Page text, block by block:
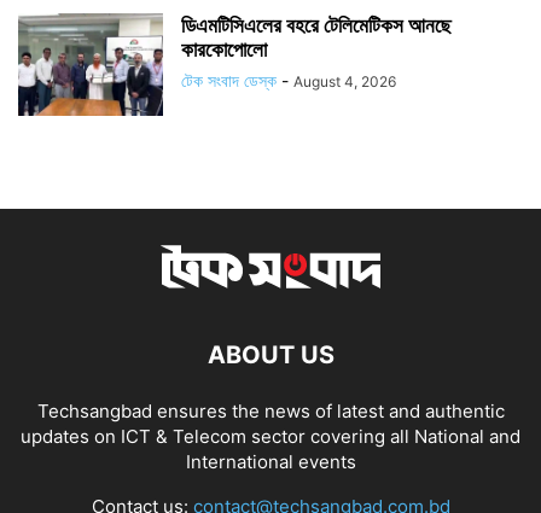
ডিএমটিসিএলের বহরে টেলিমেটিকস আনছে
কারকোপোলো
টেক সংবাদ ডেস্ক - August 4, 2026
ABOUT US
Techsangbad ensures the news of latest and authentic
updates on ICT & Telecom sector covering all National and
International events
Contact us: contact@techsangbad.com.bd